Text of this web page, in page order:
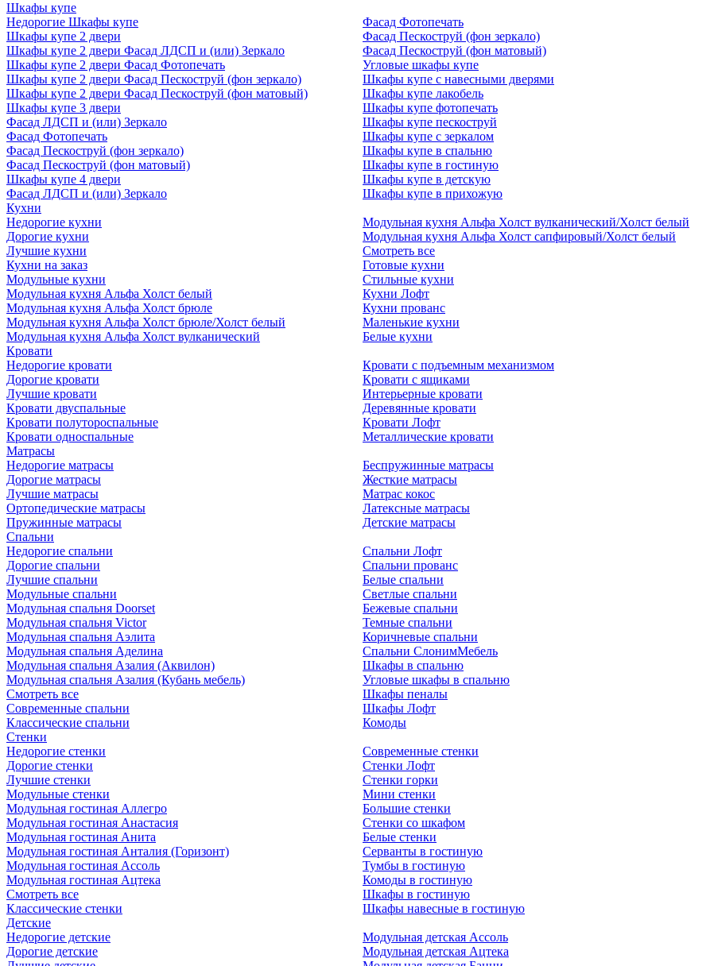
Шкафы купе
Недорогие Шкафы купе
Шкафы купе 2 двери
Шкафы купе 2 двери Фасад ЛДСП и (или) Зеркало
Шкафы купе 2 двери Фасад Фотопечать
Шкафы купе 2 двери Фасад Пескоструй (фон зеркало)
Шкафы купе 2 двери Фасад Пескоструй (фон матовый)
Шкафы купе 3 двери
Фасад ЛДСП и (или) Зеркало
Фасад Фотопечать
Фасад Пескоструй (фон зеркало)
Фасад Пескоструй (фон матовый)
Шкафы купе 4 двери
Фасад ЛДСП и (или) Зеркало
Фасад Фотопечать
Фасад Пескоструй (фон зеркало)
Фасад Пескоструй (фон матовый)
Угловые шкафы купе
Шкафы купе с навесными дверями
Шкафы купе лакобель
Шкафы купе фотопечать
Шкафы купе пескоструй
Шкафы купе с зеркалом
Шкафы купе в спальню
Шкафы купе в гостиную
Шкафы купе в детскую
Шкафы купе в прихожую
Кухни
Недорогие кухни
Дорогие кухни
Лучшие кухни
Кухни на заказ
Модульные кухни
Модульная кухня Альфа Холст белый
Модульная кухня Альфа Холст брюле
Модульная кухня Альфа Холст брюле/Холст белый
Модульная кухня Альфа Холст вулканический
Модульная кухня Альфа Холст вулканический/Холст белый
Модульная кухня Альфа Холст сапфировый/Холст белый
Смотреть все
Готовые кухни
Стильные кухни
Кухни Лофт
Кухни прованс
Маленькие кухни
Белые кухни
Кровати
Недорогие кровати
Дорогие кровати
Лучшие кровати
Кровати двуспальные
Кровати полутороспальные
Кровати односпальные
Кровати с подъемным механизмом
Кровати с ящиками
Интерьерные кровати
Деревянные кровати
Кровати Лофт
Металлические кровати
Матрасы
Недорогие матрасы
Дорогие матрасы
Лучшие матрасы
Ортопедические матрасы
Пружинные матрасы
Беспружинные матрасы
Жесткие матрасы
Матрас кокос
Латексные матрасы
Детские матрасы
Cпальни
Недорогие спальни
Дорогие спальни
Лучшие спальни
Модульные спальни
Модульная спальня Doorset
Модульная спальня Victor
Модульная спальня Аэлита
Модульная спальня Аделина
Модульная спальня Азалия (Аквилон)
Модульная спальня Азалия (Кубань мебель)
Смотреть все
Современные спальни
Классические спальни
Спальни Лофт
Спальни прованс
Белые спальни
Светлые спальни
Бежевые спальни
Темные спальни
Коричневые спальни
Спальни СлонимМебель
Шкафы в спальню
Угловые шкафы в спальню
Шкафы пеналы
Шкафы Лофт
Комоды
Стенки
Недорогие стенки
Дорогие стенки
Лучшие стенки
Модульные стенки
Модульная гостиная Аллегро
Модульная гостиная Анастасия
Модульная гостиная Анита
Модульная гостиная Анталия (Горизонт)
Модульная гостиная Ассоль
Модульная гостиная Ацтека
Смотреть все
Классические стенки
Современные стенки
Стенки Лофт
Стенки горки
Мини стенки
Большие стенки
Стенки со шкафом
Белые стенки
Серванты в гостиную
Тумбы в гостиную
Комоды в гостиную
Шкафы в гостиную
Шкафы навесные в гостиную
Детские
Недорогие детские
Дорогие детские
Модульная детская Ассоль
Модульная детская Ацтека